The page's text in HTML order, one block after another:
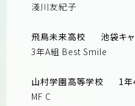
淺川友紀子
飛鳥未来高校
池袋キ
3年A組 Best Smile
山村学園高等学校
1
MF C